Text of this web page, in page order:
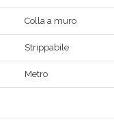
Colla a muro
Strippabile
Metro